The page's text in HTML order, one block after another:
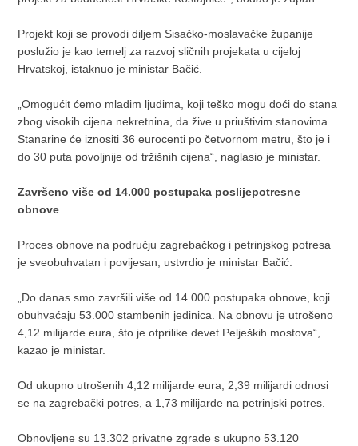
Projekt koji se provodi diljem Sisačko-moslavačke županije
poslužio je kao temelj za razvoj sličnih projekata u cijeloj
Hrvatskoj, istaknuo je ministar Bačić.
„Omogućit ćemo mladim ljudima, koji teško mogu doći do stana
zbog visokih cijena nekretnina, da žive u priuštivim stanovima.
Stanarine će iznositi 36 eurocenti po četvornom metru, što je i
do 30 puta povoljnije od tržišnih cijena“, naglasio je ministar.
Završeno više od 14.000 postupaka poslijepotresne
obnove
Proces obnove na području zagrebačkog i petrinjskog potresa
je sveobuhvatan i povijesan, ustvrdio je ministar Bačić.
„Do danas smo završili više od 14.000 postupaka obnove, koji
obuhvaćaju 53.000 stambenih jedinica. Na obnovu je utrošeno
4,12 milijarde eura, što je otprilike devet Peljeških mostova“,
kazao je ministar.
Od ukupno utrošenih 4,12 milijarde eura, 2,39 milijardi odnosi
se na zagrebački potres, a 1,73 milijarde na petrinjski potres.
Obnovljene su 13.302 privatne zgrade s ukupno 53.120